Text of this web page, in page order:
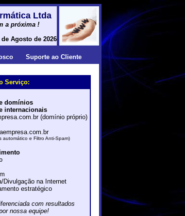
Ltda
a próxima !
Agosto de 2026
Suporte ao Cliente
Serviço:
domínios
internacionais
(domínio próprio)
automático e Filtro Anti-Spam)
Divulgação na Internet
estratégico
com resultados
nossa equipe!